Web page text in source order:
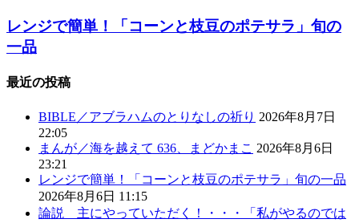
レンジで簡単！「コーンと枝豆のポテサラ」旬の
一品
最近の投稿
BIBLE／アブラハムのとりなしの祈り 2026年8月7日
22:05
まんが／海を越えて 636、まどかまこ 2026年8月6日
23:21
レンジで簡単！「コーンと枝豆のポテサラ」旬の一品
2026年8月6日 11:15
論説 主にやっていただく！・・・「私がやるのでは